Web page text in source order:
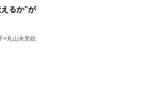
るか”が
×丸山央里絵